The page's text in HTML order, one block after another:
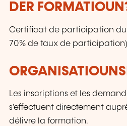
DER
Certificat de participation du
70% de taux de participation)
Les inscriptions et les
s'effectuent directement
délivre la formation.